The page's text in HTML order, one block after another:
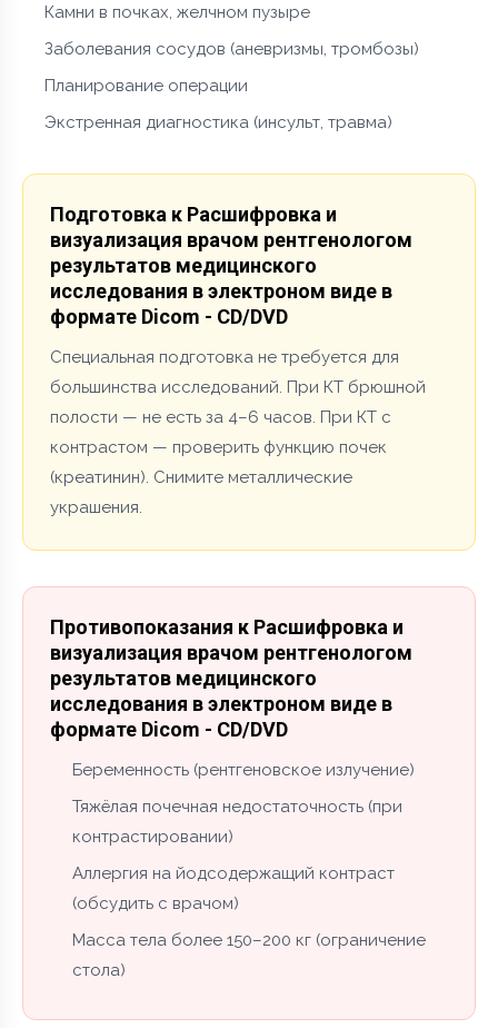
Камни в почках, желчном пузыре
Заболевания сосудов (аневризмы, тромбозы)
Планирование операции
Экстренная диагностика (инсульт, травма)
Подготовка к Расшифровка и
визуализация врачом рентгенологом
результатов медицинского
исследования в электроном виде в
формате Dicom - CD/DVD
Специальная подготовка не требуется для
большинства исследований. При КТ брюшной
полости — не есть за 4–6 часов. При КТ с
контрастом — проверить функцию почек
(креатинин). Снимите металлические
украшения.
Противопоказания к Расшифровка и
визуализация врачом рентгенологом
результатов медицинского
исследования в электроном виде в
формате Dicom - CD/DVD
Беременность (рентгеновское излучение)
Тяжёлая почечная недостаточность (при
контрастировании)
Аллергия на йодсодержащий контраст
(обсудить с врачом)
Масса тела более 150–200 кг (ограничение
стола)